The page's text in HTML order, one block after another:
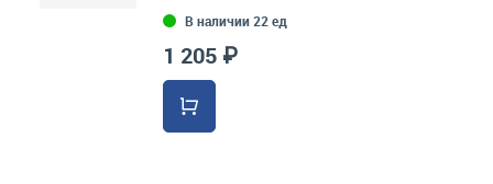
В наличии 22 ед
1 205 ₽